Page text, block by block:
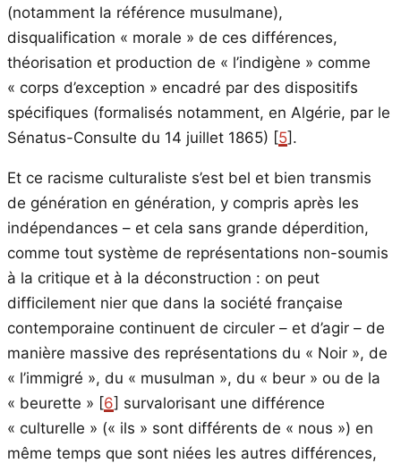
(notamment la référence musulmane),
disqualification « morale » de ces différences,
théorisation et production de « l’indigène » comme
« corps d’exception » encadré par des dispositifs
spécifiques (formalisés notamment, en Algérie, par le
Sénatus-Consulte du 14 juillet 1865) [5].
Et ce racisme culturaliste s’est bel et bien transmis
de génération en génération, y compris après les
indépendances – et cela sans grande déperdition,
comme tout système de représentations non-soumis
à la critique et à la déconstruction : on peut
difficilement nier que dans la société française
contemporaine continuent de circuler – et d’agir – de
manière massive des représentations du « Noir », de
« l’immigré », du « musulman », du « beur » ou de la
« beurette » [6] survalorisant une différence
« culturelle » (« ils » sont différents de « nous ») en
même temps que sont niées les autres différences,